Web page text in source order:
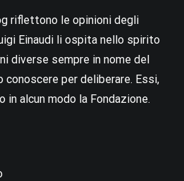
riflettono le opinioni degli
Einaudi li ospita nello spirito
diverse sempre in nome del
conoscere per deliberare. Essi,
in alcun modo la Fondazione.